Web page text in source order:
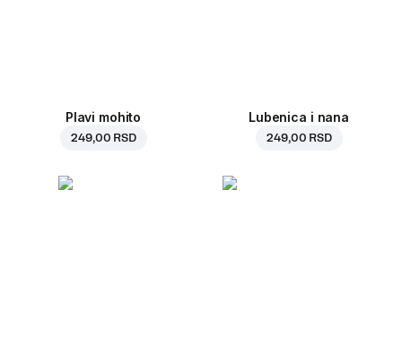
Plavi mohito
249,00 RSD
Lubenica i nana
249,00 RSD